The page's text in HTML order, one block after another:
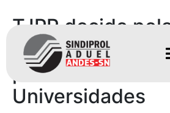
TJPR decide
parcial da Lei
Universidades